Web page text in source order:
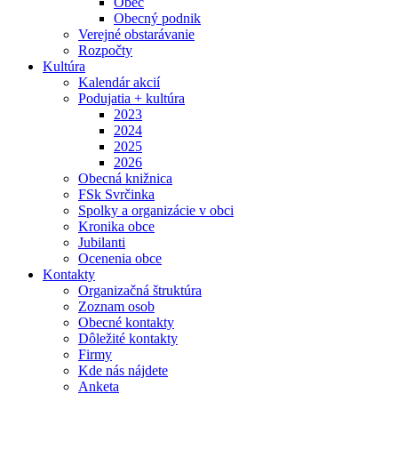
Obecný podnik
Verejné obstarávanie
Rozpočty
Kultúra
Kalendár akcií
Podujatia + kultúra
2023
2024
2025
2026
Obecná knižnica
FSk Svrčinka
Spolky a organizácie v obci
Kronika obce
Jubilanti
Ocenenia obce
Kontakty
Organizačná štruktúra
Zoznam osob
Obecné kontakty
Dôležité kontakty
Firmy
Kde nás nájdete
Anketa